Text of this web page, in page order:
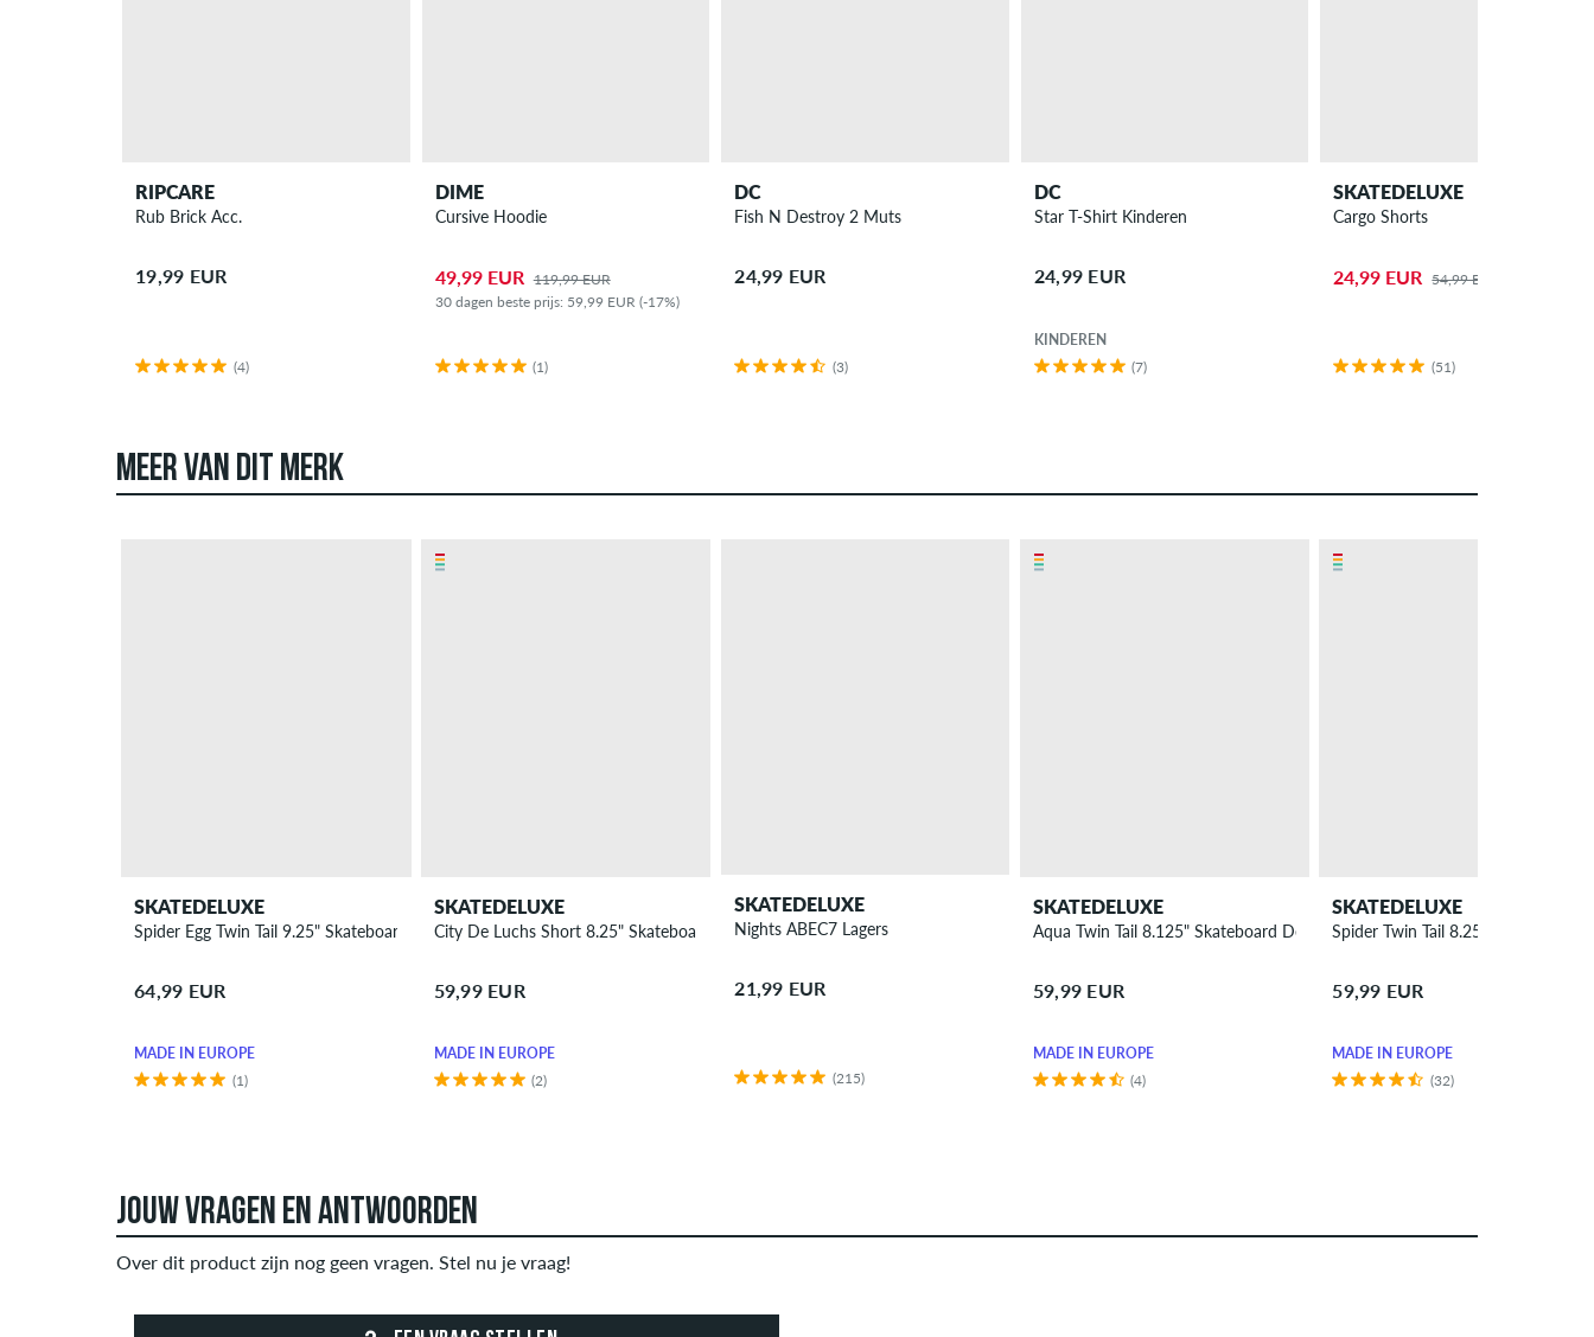
RIPCARE
Rub Brick Acc.
19,99 EUR
(4)
DIME
Cursive Hoodie
49,99 EUR 119,99 EUR
30 dagen beste prijs: 59,99 EUR (-17%)
(1)
DC
Fish N Destroy 2 Muts
24,99 EUR
(3)
DC
Star T-Shirt Kinderen
24,99 EUR
KINDEREN
(7)
SKATEDELUXE
Cargo Shorts
24,99 EUR 54,99 EUR
(51)
MEER VAN DIT MERK
SKATEDELUXE
Spider Egg Twin Tail 9.25" Skateboard Deck
64,99 EUR
MADE IN EUROPE
(1)
SKATEDELUXE
City De Luchs Short 8.25" Skateboard Deck
59,99 EUR
MADE IN EUROPE
(2)
SKATEDELUXE
Nights ABEC7 Lagers
21,99 EUR
(215)
SKATEDELUXE
Aqua Twin Tail 8.125" Skateboard Deck
59,99 EUR
MADE IN EUROPE
(4)
SKATEDELUXE
Spider Twin Tail 8.25" Skateboard
59,99 EUR
MADE IN EUROPE
(32)
JOUW VRAGEN EN ANTWOORDEN
Over dit product zijn nog geen vragen. Stel nu je vraag!